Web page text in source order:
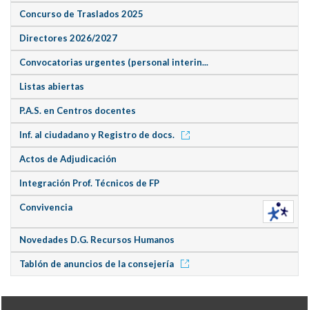
Concurso de Traslados 2025
Directores 2026/2027
Convocatorias urgentes (personal interin...
Listas abiertas
P.A.S. en Centros docentes
Inf. al ciudadano y Registro de docs.
Actos de Adjudicación
Integración Prof. Técnicos de FP
Convivencia
Novedades D.G. Recursos Humanos
Tablón de anuncios de la consejería